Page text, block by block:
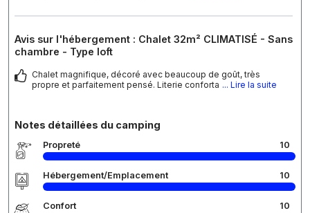
Avis sur l'hébergement : Chalet 32m² CLIMATISÉ - Sans
chambre - Type loft
Chalet magnifique, décoré avec beaucoup de goût, très
propre et parfaitement pensé. Literie conforta ... Lire la suite
Notes détaillées du camping
Propreté 10
Hébergement/Emplacement 10
Confort 10